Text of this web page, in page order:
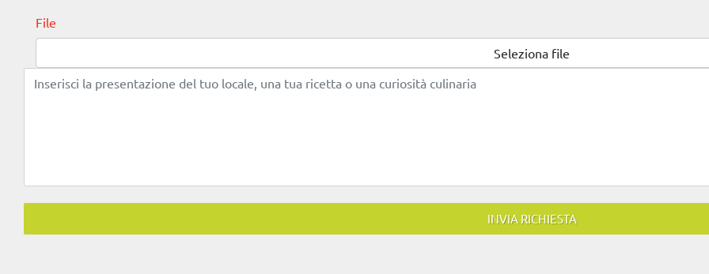
File
Seleziona file